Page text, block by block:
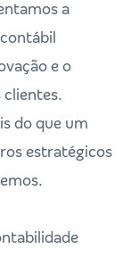
a
e o
clientes.
do que um
estratégicos